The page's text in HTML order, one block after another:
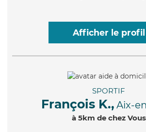
Afficher le profil
SPORTIF
François K., Aix-
à 5km de chez Vous